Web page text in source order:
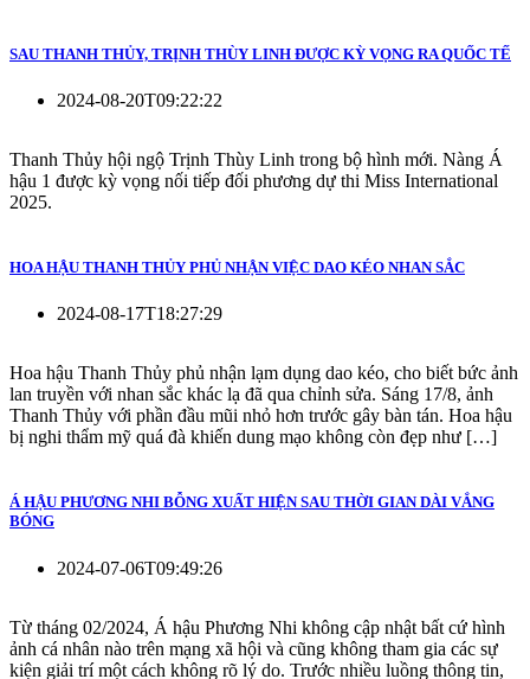
SAU THANH THỦY, TRỊNH THÙY LINH ĐƯỢC KỲ VỌNG RA QUỐC TẾ
2024-08-20T09:22:22
Thanh Thủy hội ngộ Trịnh Thùy Linh trong bộ hình mới. Nàng Á
hậu 1 được kỳ vọng nối tiếp đối phương dự thi Miss International
2025.
HOA HẬU THANH THỦY PHỦ NHẬN VIỆC DAO KÉO NHAN SẮC
2024-08-17T18:27:29
Hoa hậu Thanh Thủy phủ nhận lạm dụng dao kéo, cho biết bức ảnh
lan truyền với nhan sắc khác lạ đã qua chỉnh sửa. Sáng 17/8, ảnh
Thanh Thủy với phần đầu mũi nhỏ hơn trước gây bàn tán. Hoa hậu
bị nghi thẩm mỹ quá đà khiến dung mạo không còn đẹp như […]
Á HẬU PHƯƠNG NHI BỖNG XUẤT HIỆN SAU THỜI GIAN DÀI VẮNG
BÓNG
2024-07-06T09:49:26
Từ tháng 02/2024, Á hậu Phương Nhi không cập nhật bất cứ hình
ảnh cá nhân nào trên mạng xã hội và cũng không tham gia các sự
kiện giải trí một cách không rõ lý do. Trước nhiều luồng thông tin,